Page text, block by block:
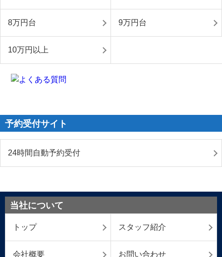
8万円台 9万円台
10万円以上
予約受付サイト
24時間自動予約受付
当社について
トップ スタッフ紹介
会社概要 お問い合わせ